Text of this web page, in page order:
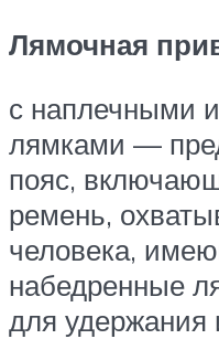
Лямочная
с наплечными
лямками —
пояс,
ремень,
человека,
набедренные
для удержания